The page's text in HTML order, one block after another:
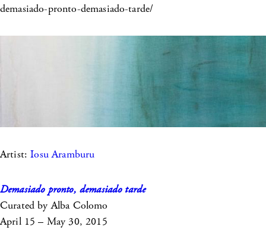
demasiado-pronto-demasiado-tarde/
Artist:Iosu Aramburu
Demasiado pronto, demasiado tarde
Curated by Alba Colomo
April 15 – May 30, 2015